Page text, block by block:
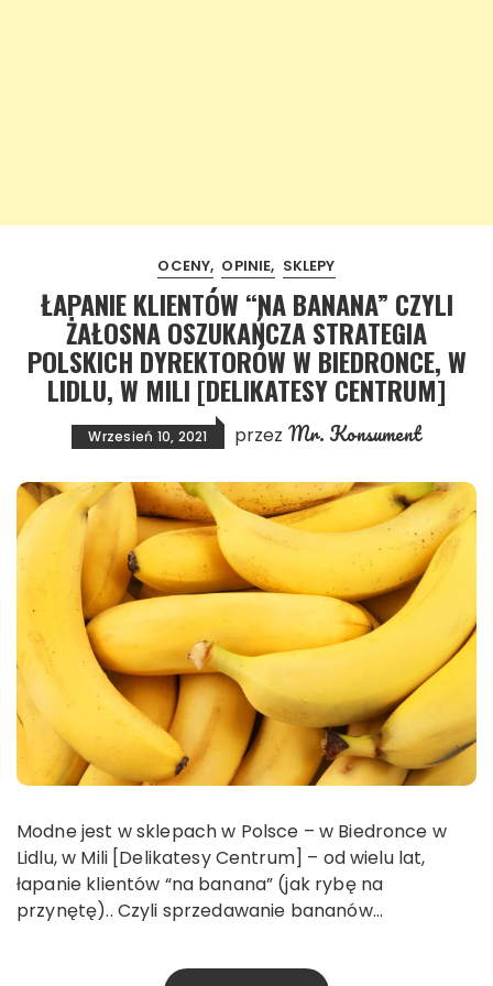
OCENY OPINIE SKLEPY
ŁAPANIE KLIENTÓW “NA BANANA” CZYLI
ŻAŁOSNA OSZUKAŃCZA STRATEGIA
POLSKICH DYREKTORÓW W BIEDRONCE, W
LIDLU, W MILI [DELIKATESY CENTRUM]
Wrzesień 10, 2021 przez Mr. Konsument
Modne jest w sklepach w Polsce – w Biedronce w
Lidlu, w Mili [Delikatesy Centrum] – od wielu lat,
łapanie klientów “na banana” (jak rybę na
przynętę).. Czyli sprzedawanie bananów…